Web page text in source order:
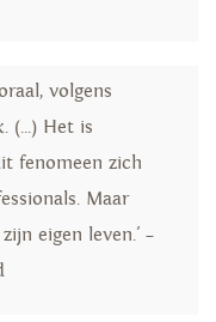
volgens
(...) Het is
fenomeen zich
Maar
eigen leven.' –